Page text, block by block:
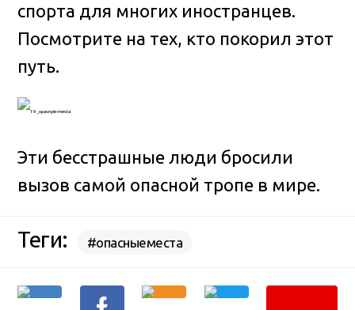
спорта для многих иностранцев.
Посмотрите на тех, кто покорил этот
путь.
Эти бесстрашные люди бросили
вызов самой опасной тропе в мире.
Теги: #опасныеместа